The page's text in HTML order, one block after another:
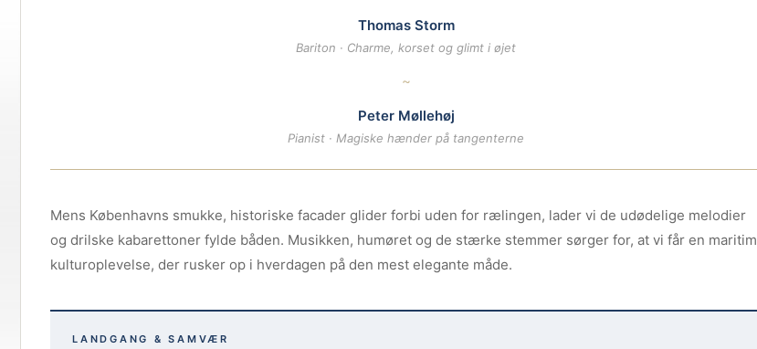
Thomas Storm
Bariton · Charme, korset og glimt i øjet
~
Peter Møllehøj
Pianist · Magiske hænder på tangenterne
Mens Københavns smukke, historiske facader glider forbi uden for rælingen, lader vi de udødelige melodier
og drilske kabarettoner fylde båden. Musikken, humøret og de stærke stemmer sørger for, at vi får en maritim
kulturoplevelse, der rusker op i hverdagen på den mest elegante måde.
LANDGANG & SAMVÆR